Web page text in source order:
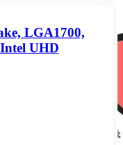
LGA1700,
UHD